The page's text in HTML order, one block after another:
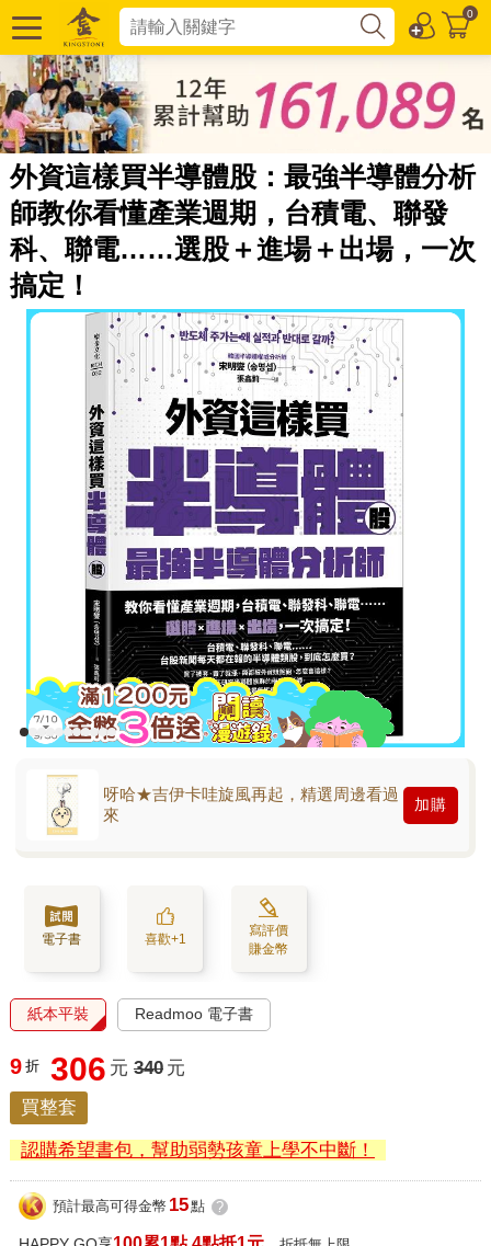
0
外資這樣買半導體股：最強半導體分析
師教你看懂產業週期，台積電、聯發
科、聯電……選股＋進場＋出場，一次
搞定！
呀哈★吉伊卡哇旋風再起，精選周邊看過
來
加購
電子書 喜歡+1
寫評價
賺金幣
紙本平裝 Readmoo 電子書
9 折 306 元 340 元
買整套
認購希望書包，幫助弱勢孩童上學不中斷！
預計最高可得金幣 15點 ?